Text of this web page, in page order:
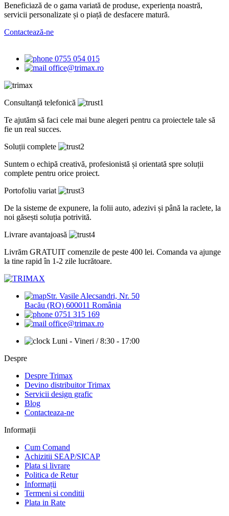
Beneficiază de o gama variată de produse, experiența noastră,
servicii personalizate și o piață de desfacere matură.
Contactează-ne
0755 054 015
office@trimax.ro
Consultanță telefonică
Te ajutăm să faci cele mai bune alegeri pentru ca proiectele tale să
fie un real succes.
Soluții complete
Suntem o echipă creativă, profesionistă și orientată spre soluții
complete pentru orice proiect.
Portofoliu variat
De la sisteme de expunere, la folii auto, adezivi și până la raclete, la
noi găsești soluția potrivită.
Livrare avantajoasă
Livrăm GRATUIT comenzile de peste 400 lei. Comanda va ajunge
la tine rapid în 1-2 zile lucrătoare.
Str. Vasile Alecsandri, Nr. 50
Bacău (RO) 600011 România
0751 315 169
office@trimax.ro
Luni - Vineri / 8:30 - 17:00
Despre
Despre Trimax
Devino distribuitor Trimax
Servicii design grafic
Blog
Contacteaza-ne
Informații
Cum Comand
Achizitii SEAP/SICAP
Plata si livrare
Politica de Retur
Informații
Termeni si conditii
Plata in Rate